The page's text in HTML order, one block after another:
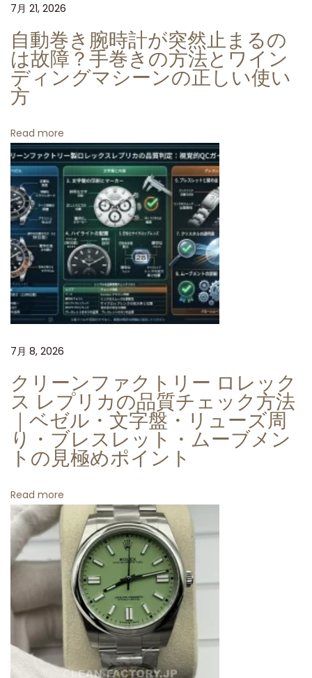
製
ロ
レ
ッ
ク
ス
パ
ン
ダ
デ
ィ
ト
ナ
4
1
3
0
を
価
高
時
計
手
軽
に
―
リ
ー
7月 21, 2026
自動巻き腕時計が突然止まるの
は故障？手巻きの方法とワイン
ディングマシーンの正しい使い
方
Read more
7月 8, 2026
クリーンファクトリー ロレック
ス レプリカの品質チェック方法
｜ベゼル・文字盤・リューズ周
り・ブレスレット・ムーブメン
トの見極めポイント
Read more